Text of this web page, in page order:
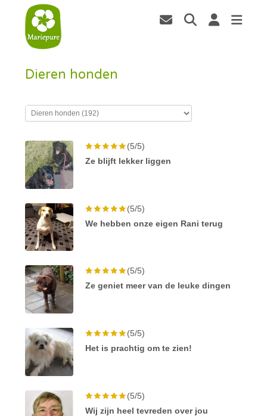
Dieren honden
(5/5)
Ze blijft lekker liggen
(5/5)
We hebben onze eigen Rani terug
(5/5)
Ze geniet meer van de leuke dingen
(5/5)
Het is prachtig om te zien!
(5/5)
Wij zijn heel tevreden over jou